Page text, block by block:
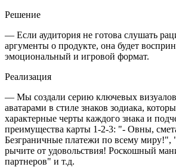
Решение
— Если аудитория не готова слушать
аргументы о продукте, она будет
эмоциональный и игровой формат.
Реализация
— Мы создали серию ключевых
аватарами в стиле знаков зодиака,
характерные черты каждого знака и
преимущества карты 1-2-3: "- Овны,
Безграничные платежи по всему миру!",
рычите от удовольствия! Роскошный
партнеров" и т.д.